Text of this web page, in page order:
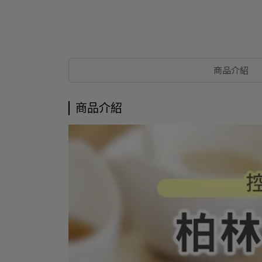
商品介紹
商品介紹